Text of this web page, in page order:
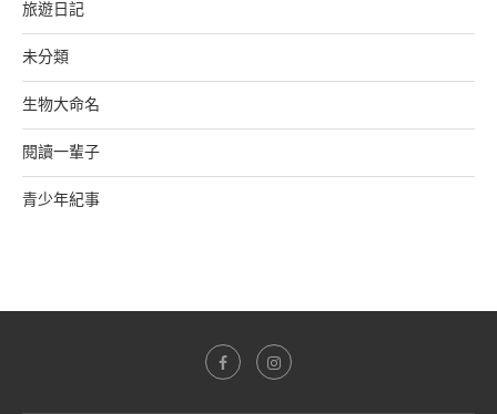
旅遊日記
未分類
生物大命名
閱讀一輩子
青少年紀事